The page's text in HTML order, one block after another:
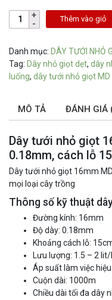
Thêm vào giỏ
Danh mục: DÂY TƯỚI NHỎ
Tag: Dây nhỏ giọt dẹt, dây
luống, dây tưới nhỏ giọt MD
MÔ TẢ ĐÁNH GIÁ
Dây tưới nhỏ giọt
0.18mm, cách lỗ
Dây tưới nhỏ giọt 16mm
mọi loại cây trồng
Thông số kỹ thuật
Đường kính: 16mm
Độ dày: 0.18mm
Khoảng cách lỗ:
Lưu lượng: 1.5 – 2 lit/
Áp suất làm việc
Cuộn dài: 1000m
Chiều dài tối đa dây